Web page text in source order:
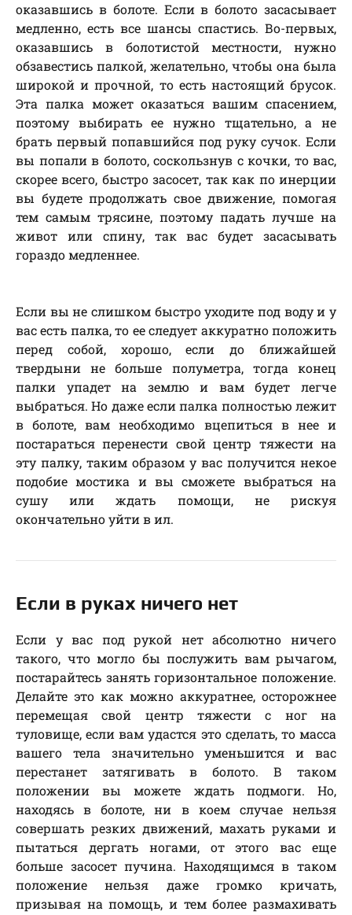
оказавшись в болоте. Если в болото засасывает
медленно, есть все шансы спастись. Во-первых,
оказавшись в болотистой местности, нужно
обзавестись палкой, желательно, чтобы она была
широкой и прочной, то есть настоящий брусок.
Эта палка может оказаться вашим спасением,
поэтому выбирать ее нужно тщательно, а не
брать первый попавшийся под руку сучок. Если
вы попали в болото, соскользнув с кочки, то вас,
скорее всего, быстро засосет, так как по инерции
вы будете продолжать свое движение, помогая
тем самым трясине, поэтому падать лучше на
живот или спину, так вас будет засасывать
гораздо медленнее.
Если вы не слишком быстро уходите под воду и у
вас есть палка, то ее следует аккуратно положить
перед собой, хорошо, если до ближайшей
твердыни не больше полуметра, тогда конец
палки упадет на землю и вам будет легче
выбраться. Но даже если палка полностью лежит
в болоте, вам необходимо вцепиться в нее и
постараться перенести свой центр тяжести на
эту палку, таким образом у вас получится некое
подобие мостика и вы сможете выбраться на
сушу или ждать помощи, не рискуя
окончательно уйти в ил.
Если в руках ничего нет
Если у вас под рукой нет абсолютно ничего
такого, что могло бы послужить вам рычагом,
постарайтесь занять горизонтальное положение.
Делайте это как можно аккуратнее, осторожнее
перемещая свой центр тяжести с ног на
туловище, если вам удастся это сделать, то масса
вашего тела значительно уменьшится и вас
перестанет затягивать в болото. В таком
положении вы можете ждать подмоги. Но,
находясь в болоте, ни в коем случае нельзя
совершать резких движений, махать руками и
пытаться дергать ногами, от этого вас еще
больше засосет пучина. Находящимся в таком
положение нельзя даже громко кричать,
призывая на помощь, и тем более размахивать